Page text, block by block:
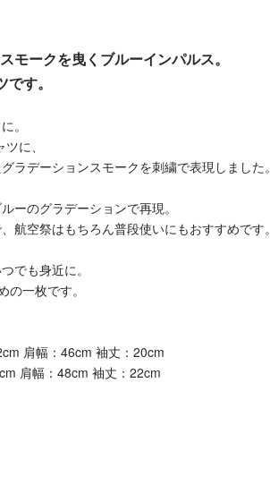
モークを曳くブルーインパルス。
す。
。
に、
ラデーションスモークを刺繍で表現しました。
ーのグラデーションで再現。
航空祭はもちろん普段使いにもおすすめです。
でも身近に。
一枚です。
肩幅：46cm 袖丈：20cm
肩幅：48cm 袖丈：22cm